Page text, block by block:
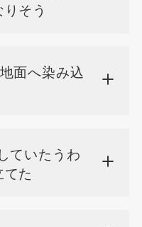
そう
面へ染み込
ていたうわ
てた